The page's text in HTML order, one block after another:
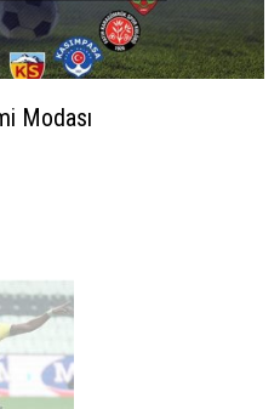
Modası